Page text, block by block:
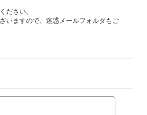
ださい。
いますので、迷惑メールフォルダもご